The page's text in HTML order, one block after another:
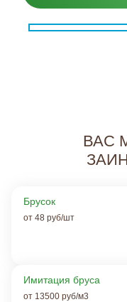
ВАС
Брусок
от 48 руб/шт
Имитация бруса
от 13500 руб/м3